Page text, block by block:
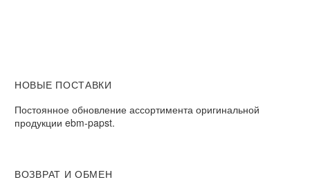
НОВЫЕ ПОСТАВКИ
Постоянное обновление ассортимента оригинальной
продукции ebm-papst.
ВОЗВРАТ И ОБМЕН